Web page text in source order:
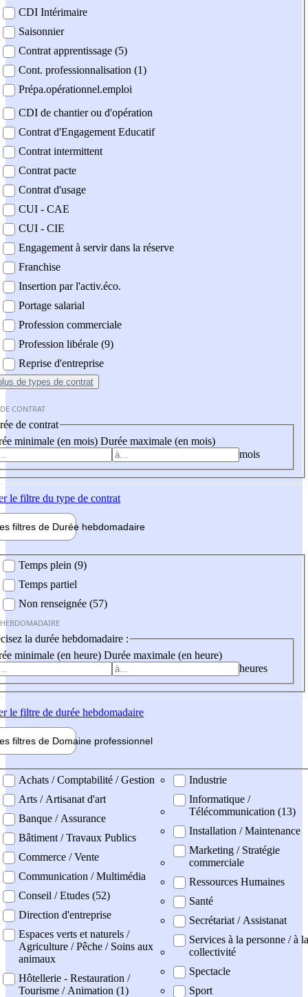
CDI Intérimaire
Saisonnier
Contrat apprentissage (5)
Cont. professionnalisation (1)
Prépa.opérationnel.emploi
CDI de chantier ou d'opération
Contrat d'Engagement Educatif
Contrat intermittent
Contrat pacte
Contrat d'usage
CUI - CAE
CUI - CIE
Engagement à servir dans la réserve
Franchise
Insertion par l'activ.éco.
Portage salarial
Profession commerciale
Profession libérale (9)
Reprise d'entreprise
de types de contrat
CONTRAT
de contrat
minimale (en mois) Durée maximale (en mois)
mois
le filtre du type de contrat
filtres de Durée hebdomadaire
Temps plein (9)
Temps partiel
Non renseignée (57)
la durée hebdomadaire :
minimale (en heure) Durée maximale (en heure)
heures
le filtre de durée hebdomadaire
filtres de Domaine professionnel
professionel
Achats / Comptabilité / Gestion
Arts / Artisanat d'art
Banque / Assurance
Bâtiment / Travaux Publics
Commerce / Vente
Communication / Multimédia
Conseil / Etudes (52)
Direction d'entreprise
Espaces verts et naturels /
Agriculture / Pêche / Soins aux
animaux
Hôtellerie - Restauration /
Tourisme / Animation (1)
Industrie
Informatique /
Télécommunication (13)
Installation / Maintenance
Marketing / Stratégie
commerciale
Ressources Humaines
Santé
Secrétariat / Assistanat
Services à la personne / à la
collectivité
Spectacle
Sport